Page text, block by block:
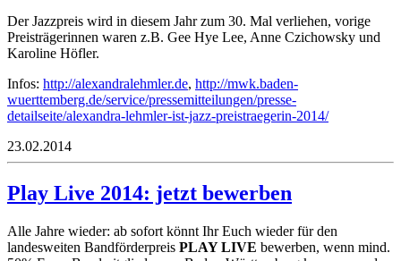
Der Jazzpreis wird in diesem Jahr zum 30. Mal verliehen, vorige
Preisträgerinnen waren z.B. Gee Hye Lee, Anne Czichowsky und
Karoline Höfler.
Infos: http://alexandralehmler.de, http://mwk.baden-
wuerttemberg.de/service/pressemitteilungen/presse-
detailseite/alexandra-lehmler-ist-jazz-preistraegerin-2014/
23.02.2014
Play Live 2014: jetzt bewerben
Alle Jahre wieder: ab sofort könnt Ihr Euch wieder für den
landesweiten Bandförderpreis PLAY LIVE bewerben, wenn mind.